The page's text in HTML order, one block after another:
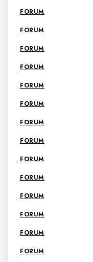
FORUM
FORUM
FORUM
FORUM
FORUM
FORUM
FORUM
FORUM
FORUM
FORUM
FORUM
FORUM
FORUM
FORUM